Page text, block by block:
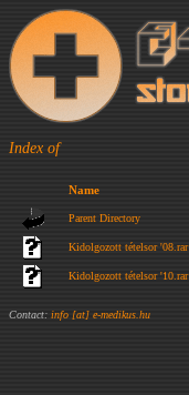
Index of
Name
Parent Directory
Kidolgozott tételsor '08.rar
Kidolgozott tételsor '10.rar
Contact: info [at] e-medikus.hu